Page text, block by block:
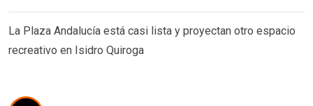
La Plaza Andalucía está casi lista y proyectan otro espacio
recreativo en Isidro Quiroga